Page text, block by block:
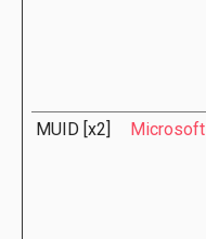
MUID [x2] Microsoft